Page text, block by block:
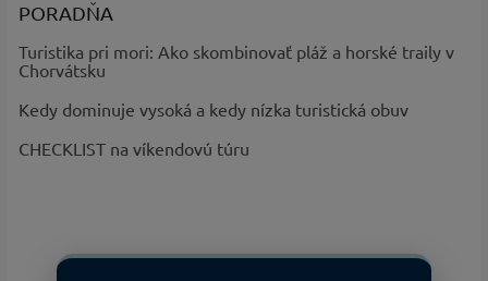
PORADŇA
Turistika pri mori: Ako skombinovať pláž a horské traily v
Chorvátsku
Kedy dominuje vysoká a kedy nízka turistická obuv
CHECKLIST na víkendovú túru